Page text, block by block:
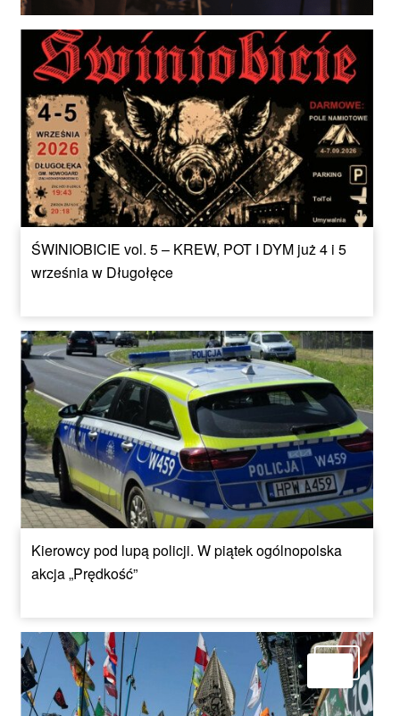
ŚWINIOBICIE vol. 5 – KREW, POT I DYM już 4 i 5
września w Długołęce
Kierowcy pod lupą policji. W piątek ogólnopolska
akcja „Prędkość”